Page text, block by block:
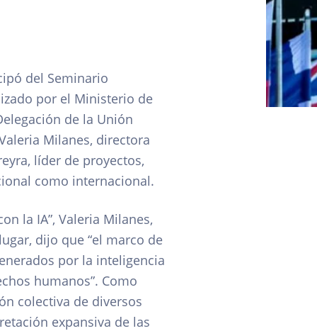
del Seminario
por el Ministerio de
de la Unión
Milanes, directora
líder de proyectos,
como internacional.
la IA”, Valeria Milanes,
dijo que “el marco de
por la inteligencia
humanos”. Como
colectiva de diversos
expansiva de las